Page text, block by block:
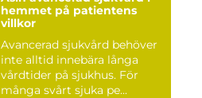
hemmet på patientens
villkor
Avancerad sjukvård behöver
inte alltid innebära långa
vårdtider på sjukhus. För
många svårt sjuka pe...